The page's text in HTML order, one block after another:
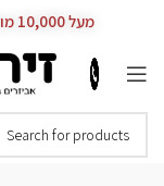
מעל 10,000 מוצרים במלאי - ייעוץ מיידי 050-640-8555